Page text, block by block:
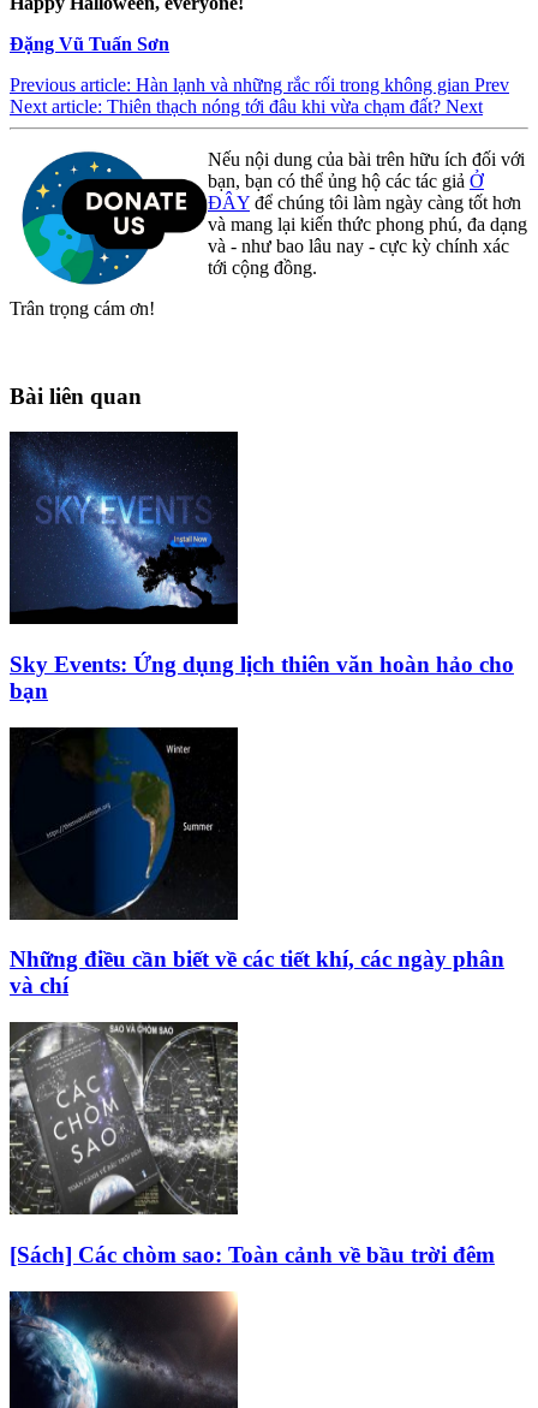
Đặng Vũ Tuấn Sơn
Previous article: Hàn lạnh và những rắc rối trong không gian Prev
Next article: Thiên thạch nóng tới đâu khi vừa chạm đất? Next
Nếu nội dung của bài trên hữu ích đối với
bạn, bạn có thể ủng hộ các tác giả Ở
ĐÂY để chúng tôi làm ngày càng tốt hơn
và mang lại kiến thức phong phú, đa dạng
và - như bao lâu nay - cực kỳ chính xác
tới cộng đồng.
Trân trọng cám ơn!
Bài liên quan
Sky Events: Ứng dụng lịch thiên văn hoàn hảo cho
bạn
Những điều cần biết về các tiết khí, các ngày phân
và chí
[Sách] Các chòm sao: Toàn cảnh về bầu trời đêm